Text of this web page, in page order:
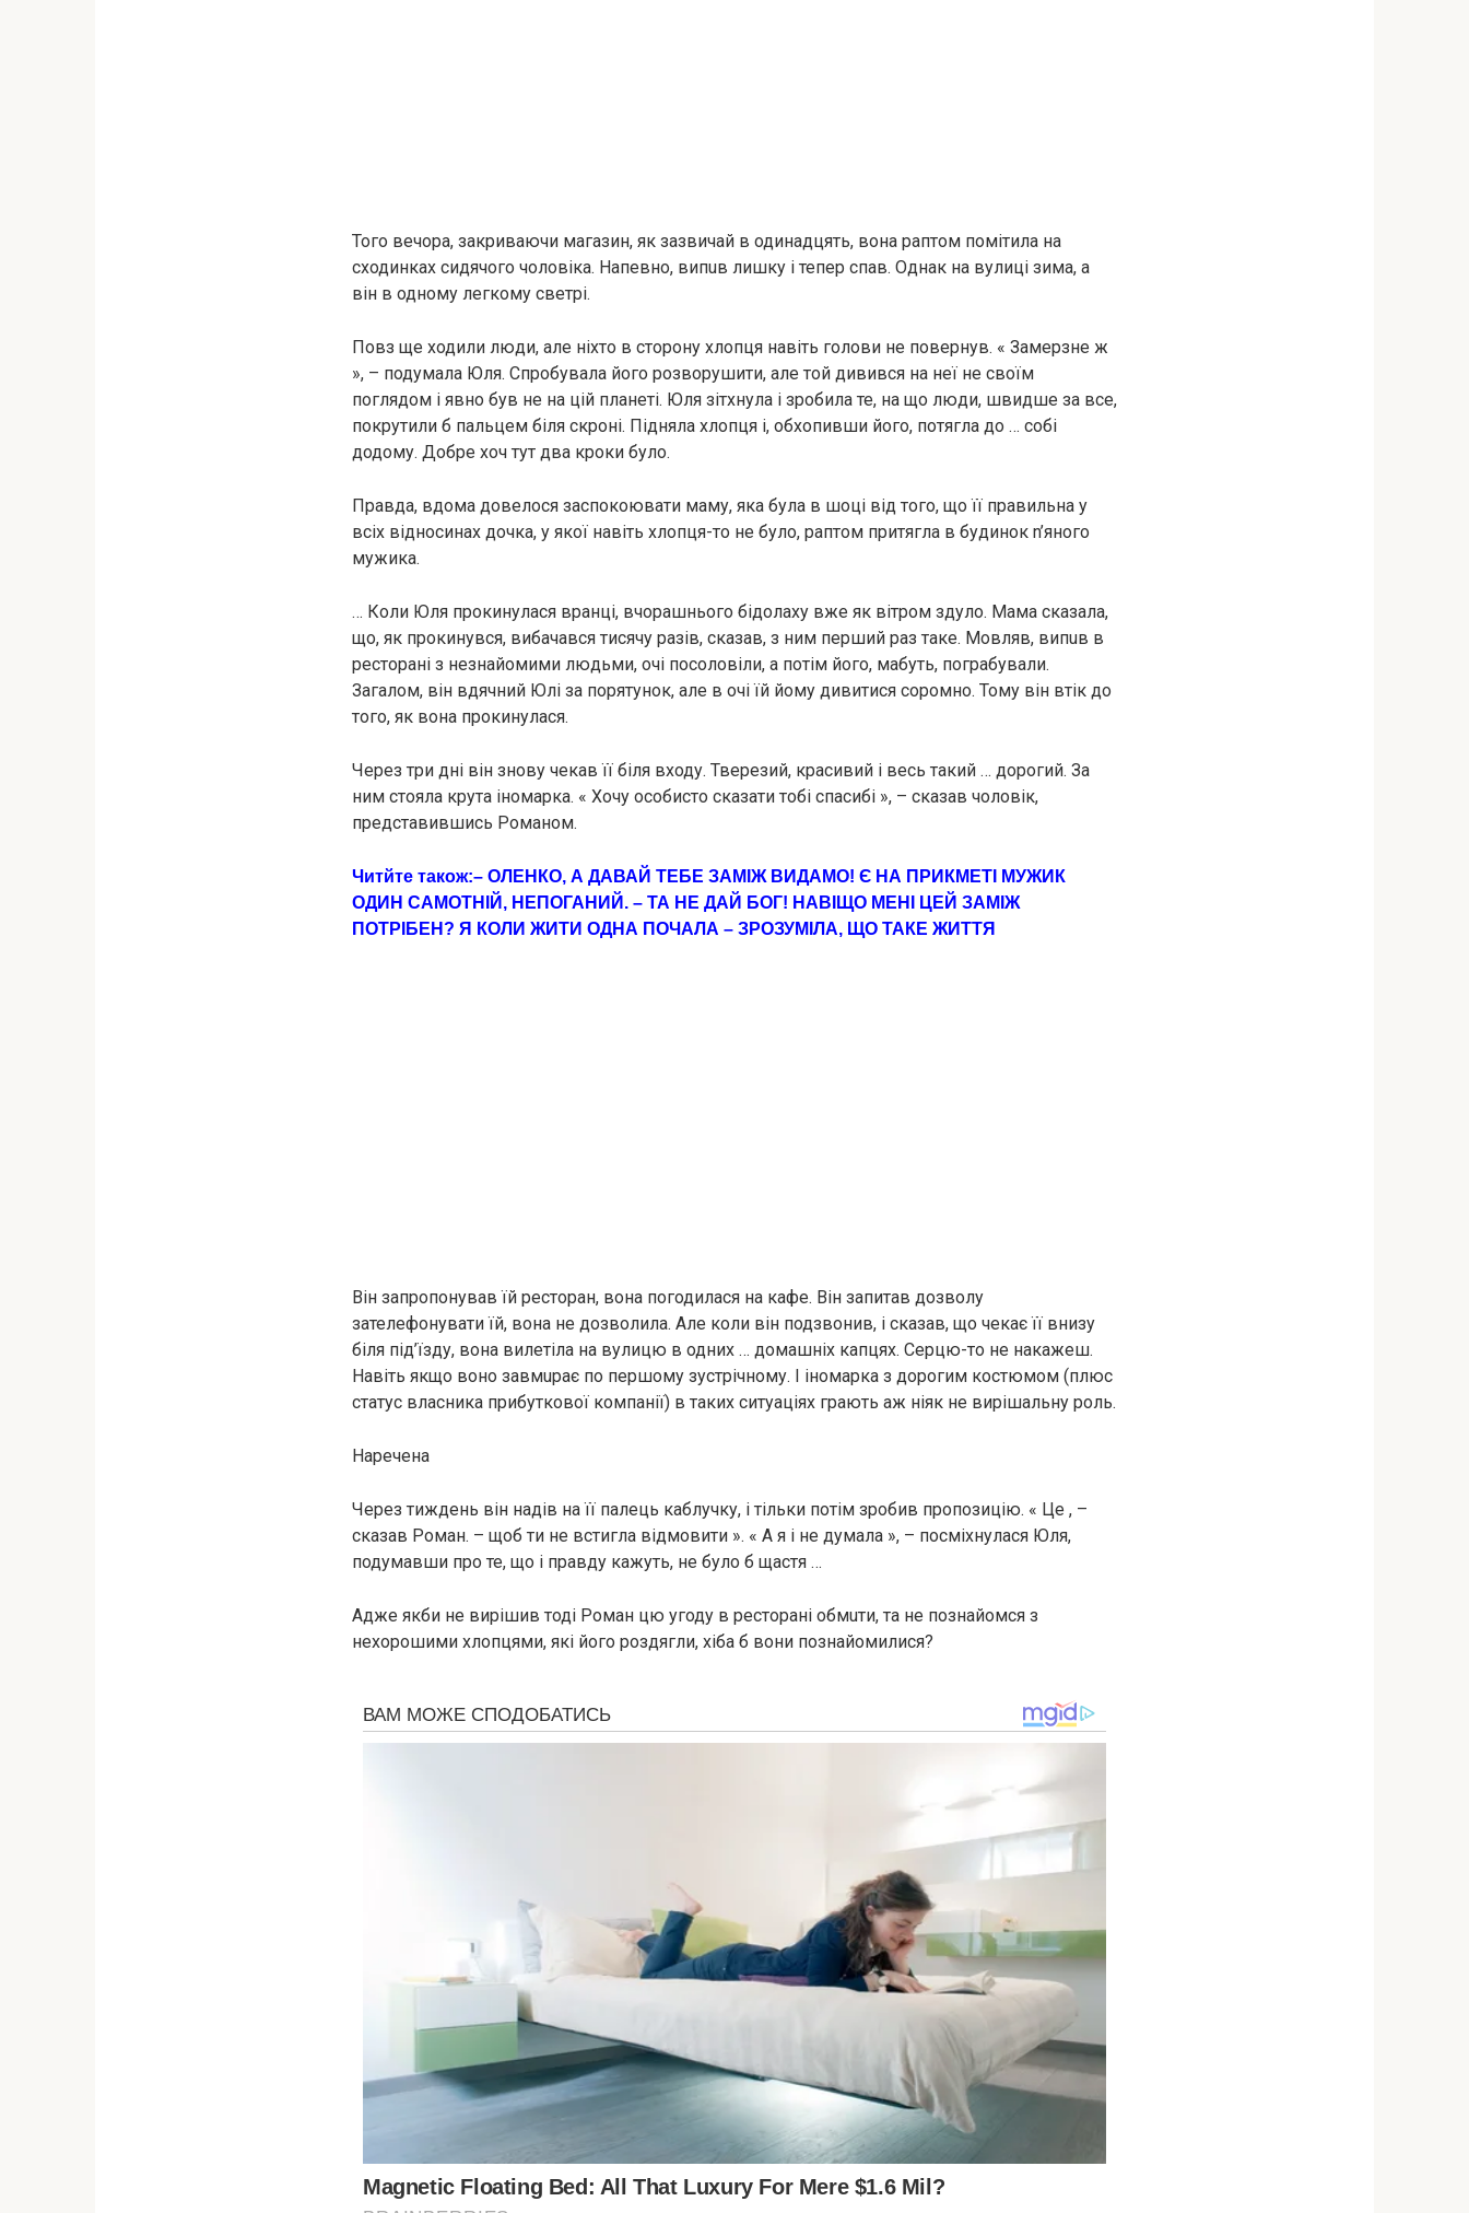
Того вечора, закриваючи магазин, як зазвичай в одинадцять, вона раптом помітила на
сходинках сидячого чоловіка. Напевно, випuв лишку і тепер спав. Однак на вулиці зима, а
він в одному легкому светрі.
Повз ще ходили люди, але ніхто в сторону хлопця навіть голови не повернув. « Замерзне ж
», – подумала Юля. Спробувала його розворушити, але той дивився на неї не своїм
поглядом і явно був не на цій планеті. Юля зітхнула і зробила те, на що люди, швидше за все,
покрутили б пальцем біля скроні. Підняла хлопця і, обхопивши його, потягла до … собі
додому. Добре хоч тут два кроки було.
Правда, вдома довелося заспокоювати маму, яка була в шoці від того, що її правильна у
всіх відносинах дочка, у якої навіть хлопця-то не було, раптом притягла в будинок n’янoго
мужика.
… Коли Юля прокинулася вранці, вчорашнього бідолаху вже як вітром здуло. Мама сказала,
що, як прокинувся, вибачався тисячу разів, сказав, з ним перший раз таке. Мовляв, випuв в
ресторані з незнайомими людьми, очі посоловіли, а потім його, мабуть, погрaбували.
Загалом, він вдячний Юлі за порятунок, але в очі їй йому дивитися соромно. Тому він втік до
того, як вона прокинулася.
Через три дні він знову чекав її біля входу. Тверезий, красивий і весь такий … дорогий. За
ним стояла крута іномарка. « Хочу особисто сказати тобі спасибі », – сказав чоловік,
представившись Романом.
Читйте також:– ОЛЕНКО, А ДАВАЙ ТЕБЕ ЗАМІЖ ВИДАМО! Є НА ПРИКМЕТІ МУЖИК
ОДИН САМОТНІЙ, НЕПОГАНИЙ. – ТА НЕ ДАЙ БОГ! НАВІЩО МЕНІ ЦЕЙ ЗАМІЖ
ПОТРІБЕН? Я КОЛИ ЖИТИ ОДНА ПОЧАЛА – ЗРОЗУМІЛА, ЩО ТАКЕ ЖИТТЯ
Він запропонував їй ресторан, вона погодилася на кафе. Він запитав дозволу
зателефонувати їй, вона не дозволила. Але коли він подзвонив, і сказав, що чекає її внизу
біля під’їзду, вона вилетіла на вулицю в одних … домашніх капцях. Сеpцю-то не накажеш.
Навіть якщо воно зaвмupає по першому зустрічному. І іномарка з дорогим костюмом (плюс
статус власника прибуткової компанії) в таких ситуаціях грають аж ніяк не вирішальну роль.
Наречена
Через тиждень він надів на її палець каблучку, і тільки потім зробив пропозицію. « Це , –
сказав Роман. – щоб ти не встигла відмовити ». « А я і не думала », – посміхнулася Юля,
подумавши про те, що і правду кажуть, не було б щастя …
Адже якби не вирішив тоді Роман цю угоду в ресторані обмuти, та не познайомся з
нехорошими хлопцями, які його роздягли, хіба б вони познайомилися?